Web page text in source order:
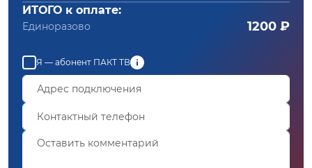
ИТОГО к оплате:
Единоразово 1200 ₽
Я — абонент ПАКТ ТВ